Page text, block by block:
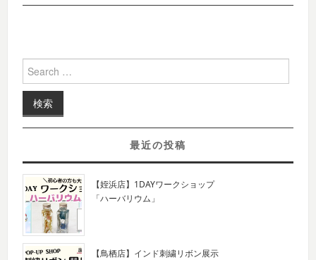
Search for:
最近の投稿
【姪浜店】1DAYワークショップ
「ハーバリウム」
【鳥栖店】インド刺繍リボン展示